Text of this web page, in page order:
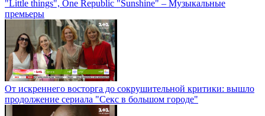
"Little things", One Republic "Sunshine" – Музыкальные
премьеры
От искреннего восторга до сокрушительной критики: вышло
продолжение сериала "Секс в большом городе"